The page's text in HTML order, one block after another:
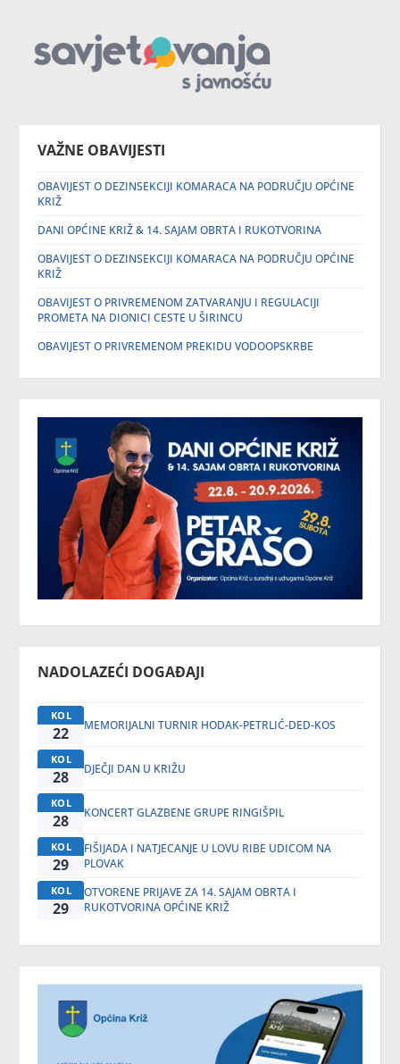
VAŽNE OBAVIJESTI
OBAVIJEST O DEZINSEKCIJI KOMARACA NA PODRUČJU OPĆINE
KRIŽ
DANI OPĆINE KRIŽ & 14. SAJAM OBRTA I RUKOTVORINA
OBAVIJEST O DEZINSEKCIJI KOMARACA NA PODRUČJU OPĆINE
KRIŽ
OBAVIJEST O PRIVREMENOM ZATVARANJU I REGULACIJI
PROMETA NA DIONICI CESTE U ŠIRINCU
OBAVIJEST O PRIVREMENOM PREKIDU VODOOPSKRBE
NADOLAZEĆI DOGAĐAJI
KOL
22 MEMORIJALNI TURNIR HODAK-PETRLIĆ-DED-KOS
KOL
28 DJEČJI DAN U KRIŽU
KOL
28 KONCERT GLAZBENE GRUPE RINGIŠPIL
KOL
29
FIŠIJADA I NATJECANJE U LOVU RIBE UDICOM NA
PLOVAK
KOL
29
OTVORENE PRIJAVE ZA 14. SAJAM OBRTA I
RUKOTVORINA OPĆINE KRIŽ